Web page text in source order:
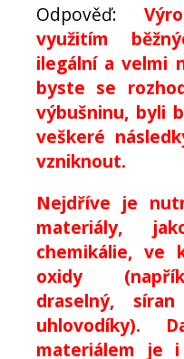
Odpověď:
využitím
ilegální a velmi
byste se
výbušninu, byli
veškeré
vzniknout.
Nejdříve je
materiály,
chemikálie, ve
oxidy
draselný,
uhlovodíky).
materiálem je